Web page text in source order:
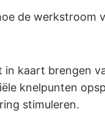
de werkstroom
kaart brengen
knelpunten
stimuleren.